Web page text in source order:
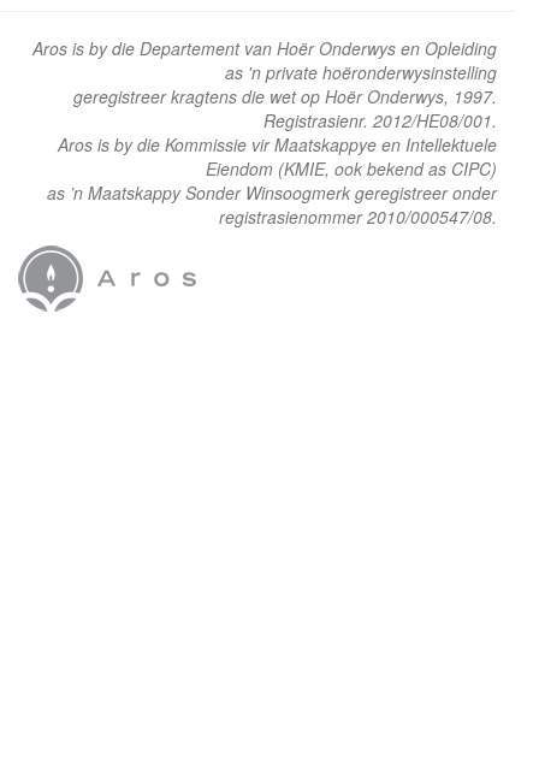
Aros is by die Departement van Hoër Onderwys en Opleiding
as 'n private hoëronderwysinstelling
geregistreer kragtens die wet op Hoër Onderwys, 1997.
Registrasienr. 2012/HE08/001.
Aros is by die Kommissie vir Maatskappye en Intellektuele
Eiendom (KMIE, ook bekend as CIPC)
as ’n Maatskappy Sonder Winsoogmerk geregistreer onder
registrasienommer 2010/000547/08.